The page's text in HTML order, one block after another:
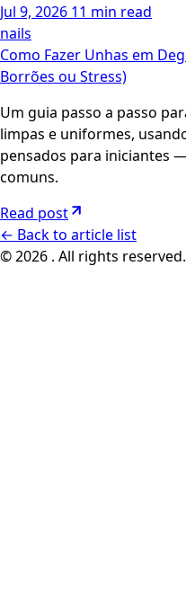
Jul 9, 2026 11 min read
nails
Como Fazer Unhas em
Borrões ou Stress)
Um guia passo a passo
limpas e uniformes,
pensados para iniciantes
comuns.
Read post
← Back to article list
© 2026 . All rights reserved.